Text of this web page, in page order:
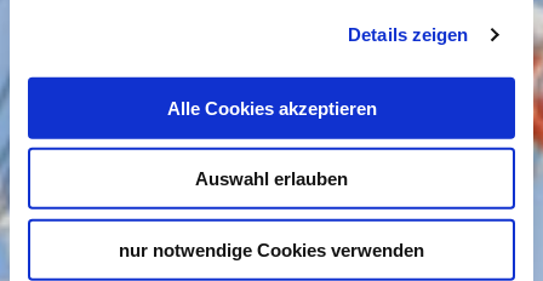
Details zeigen
Alle Cookies akzeptieren
Auswahl erlauben
nur notwendige Cookies verwenden